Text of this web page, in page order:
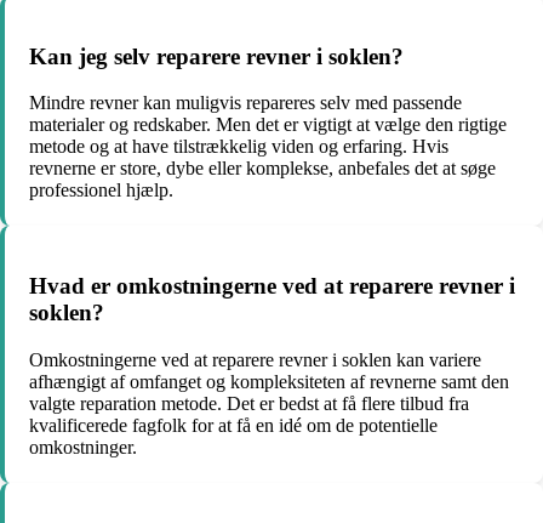
Kan jeg selv reparere revner i soklen?
Mindre revner kan muligvis repareres selv med passende
materialer og redskaber. Men det er vigtigt at vælge den rigtige
metode og at have tilstrækkelig viden og erfaring. Hvis
revnerne er store, dybe eller komplekse, anbefales det at søge
professionel hjælp.
Hvad er omkostningerne ved at reparere revner i
soklen?
Omkostningerne ved at reparere revner i soklen kan variere
afhængigt af omfanget og kompleksiteten af revnerne samt den
valgte reparation metode. Det er bedst at få flere tilbud fra
kvalificerede fagfolk for at få en idé om de potentielle
omkostninger.